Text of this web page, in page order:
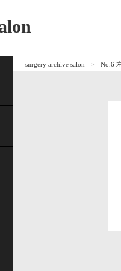
surgery archive salon No.6